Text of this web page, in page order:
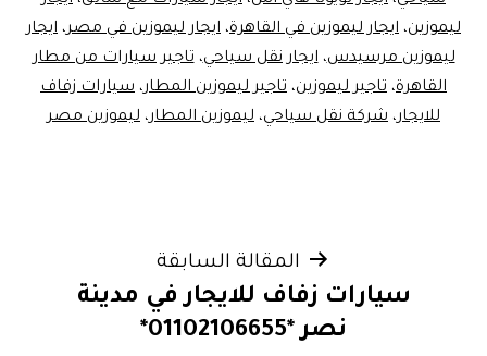
ليموزين، ايجار ليموزين في القاهرة، ايجار ليموزين في مصر، ايجار
ليموزين مرسيدس،ايجار نقل سياحي،تاجير سيارات من مطار
القاهرة، تاجير ليموزين، تاجير ليموزين المطار، سيارات زفاف
للايجار، شركة نقل سياحي، ليموزين المطار، ليموزين مصر
المقالات
المقالة السابقة
سيارات زفاف للايجار في مدينة
نصر *01102106655*